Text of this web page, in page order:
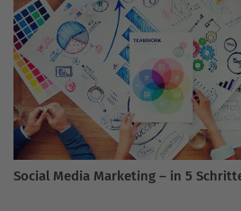
Social Media Marketing – in 5